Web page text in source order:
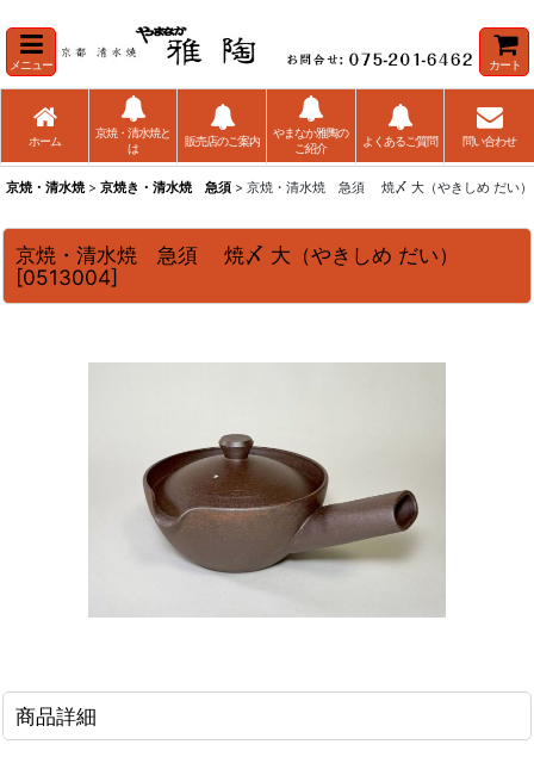
京焼・清水焼> 京焼き・清水焼 急須 > 京焼・清水焼 急須 焼〆 大（やきしめ だい）
メニュー カート
ホーム
京焼・清水焼と
は
販売店のご案内
やまなか雅陶の
ご紹介
よくあるご質問 問い合わせ
京焼・清水焼 急須 焼〆 大（やきしめ だい）
[0513004]
商品詳細